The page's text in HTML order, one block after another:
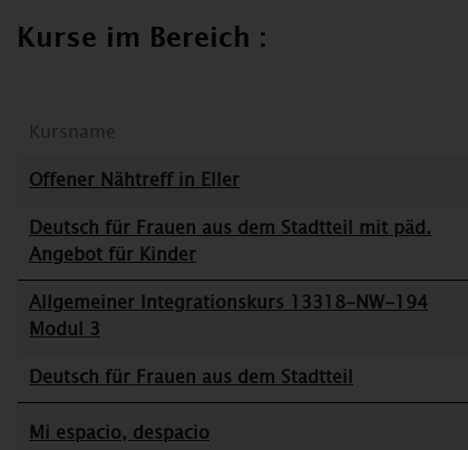
Kurse im Bereich :
Kursname
Offener Nähtreff in Eller
Deutsch für Frauen aus dem Stadtteil mit päd.
Angebot für Kinder
Allgemeiner Integrationskurs 13318-NW-194
Modul 3
Deutsch für Frauen aus dem Stadtteil
Mi espacio, despacio